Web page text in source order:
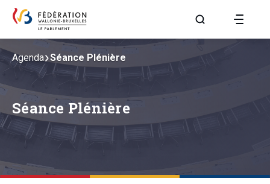
Aller à la page
Séance Plénière
Agenda Séance Plénière